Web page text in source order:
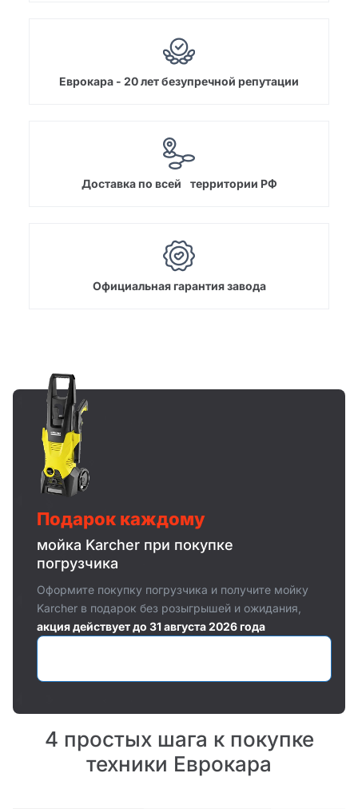
Еврокара - 20 лет безупречной репутации
Доставка по всей территории РФ
Официальная гарантия завода
Подарок каждому
мойка Karcher при покупке
погрузчика
Оформите покупку погрузчика и получите мойку
Karcher в подарок без розыгрышей и ожидания,
акция действует до 31 августа 2026 года
4 простых шага к покупке
техники Еврокара